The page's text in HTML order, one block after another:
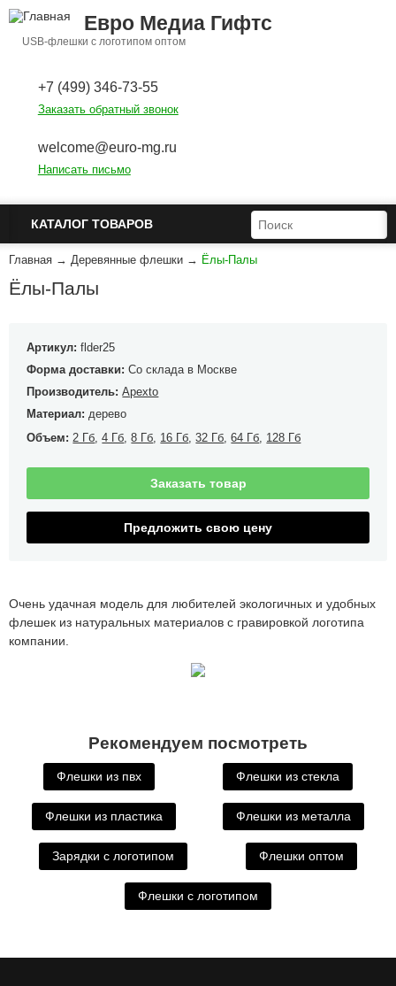
Перейти к основному содержанию
Евро Медиа Гифтс
USB-флешки с логотипом оптом
+7 (499) 346-73-55
Заказать обратный звонок
welcome@euro-mg.ru
Написать письмо
КАТАЛОГ ТОВАРОВ ФОРМА ПОИСКА
ПОИСК
Главная → Деревянные флешки → Ёлы-Палы
Ёлы-Палы
Артикул:flder25
Форма доставки:Со склада в Москве
Производитель:Apexto
Материал: дерево
Объем: 2 Гб ,4 Гб ,8 Гб 16 Гб ,32 Гб ,64 Гб 128 Гб
Заказать товар
Предложить свою цену
Очень удачная модель для любителей экологичных и удобных
флешек из натуральных материалов с гравировкой логотипа
компании.
Рекомендуем посмотреть
Флешки из пвх Флешки из стекла
Флешки из пластика Флешки из металла
Зарядки с логотипом Флешки оптом
Флешки с логотипом